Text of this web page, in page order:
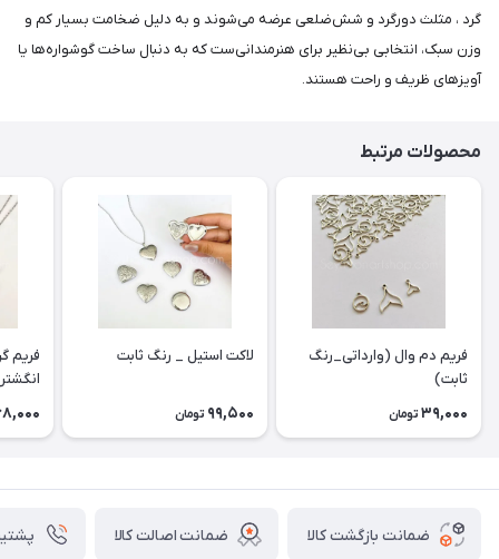
گرد ، مثلث دورگرد و شش‌ضلعی عرضه می‌شوند و به دلیل ضخامت بسیار کم و
وزن سبک، انتخابی بی‌نظیر برای هنرمندانی‌ست که به دنبال ساخت گوشواره‌ها یا
آویزهای ظریف و راحت هستند.
محصولات مرتبط
فریم دم وال (وارداتی_رنگ
ثابت)
39,000 تومان
لاکت استیل _ رنگ ثابت
99,500 تومان
فریم
ضمانت بازگشت کالا ضمانت اصالت کالا